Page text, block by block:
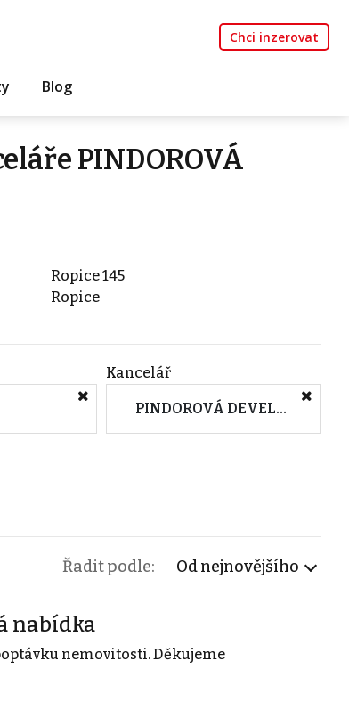
Chci inzerovat
Blog
PINDOROVÁ
Ropice 145
Ropice
Kancelář
PINDOROVÁ DEVELOP s.r.o.
Řadit podle: Od nejnovějšího
nabídka
nemovitosti. Děkujeme